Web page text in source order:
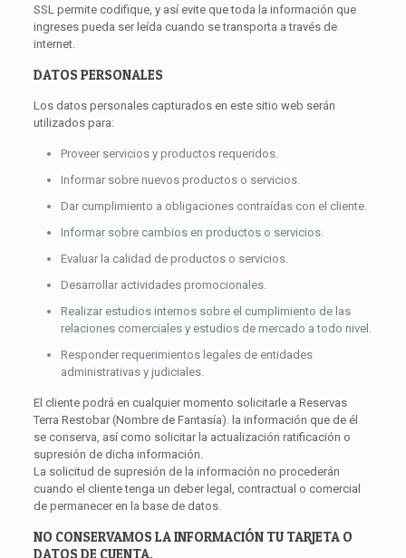
SSL permite codifique, y así evite que toda la información que
ingreses pueda ser leída cuando se transporta a través de
internet.
DATOS PERSONALES
Los datos personales capturados en este sitio web serán
utilizados para:
Proveer servicios y productos requeridos.
Informar sobre nuevos productos o servicios.
Dar cumplimiento a obligaciones contraídas con el cliente.
Informar sobre cambios en productos o servicios.
Evaluar la calidad de productos o servicios.
Desarrollar actividades promocionales.
Realizar estudios internos sobre el cumplimiento de las
relaciones comerciales y estudios de mercado a todo nivel.
Responder requerimientos legales de entidades
administrativas y judiciales.
El cliente podrá en cualquier momento solicitarle a Reservas
Terra Restobar (Nombre de Fantasía). la información que de él
se conserva, así como solicitar la actualización ratificación o
supresión de dicha información.
La solicitud de supresión de la información no procederán
cuando el cliente tenga un deber legal, contractual o comercial
de permanecer en la base de datos.
NO CONSERVAMOS LA INFORMACIÓN TU TARJETA O
DATOS DE CUENTA.